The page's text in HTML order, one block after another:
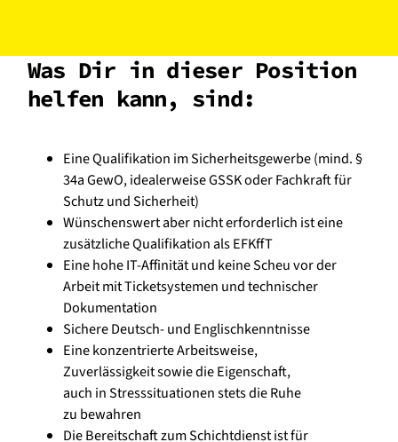
Was Dir in dieser Position
helfen kann, sind:
Eine Qualifikation im Sicherheitsgewerbe (mind. §
34a GewO, idealerweise GSSK oder Fachkraft für
Schutz und Sicherheit)
Wünschenswert aber nicht erforderlich ist eine
zusätzliche Qualifikation als EFKffT
Eine hohe IT-Affinität und keine Scheu vor der
Arbeit mit Ticketsystemen und technischer
Dokumentation
Sichere Deutsch- und Englischkenntnisse
Eine konzentrierte Arbeitsweise,
Zuverlässigkeit sowie die Eigenschaft,
auch in Stresssituationen stets die Ruhe
zu bewahren
Die Bereitschaft zum Schichtdienst ist für